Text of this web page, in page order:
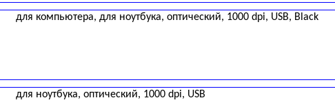
для компьютера, для ноутбука, оптический, 1000 dpi, USB, Black
для ноутбука, оптический, 1000 dpi, USB